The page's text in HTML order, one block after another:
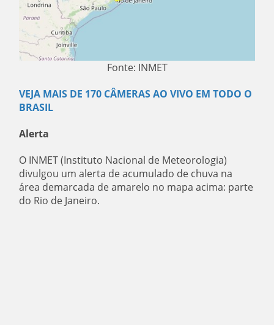
Fonte: INMET
VEJA MAIS DE 170 CÂMERAS AO VIVO EM TODO O
BRASIL
Alerta
O INMET (Instituto Nacional de Meteorologia)
divulgou um alerta de acumulado de chuva na
área demarcada de amarelo no mapa acima: parte
do Rio de Janeiro.